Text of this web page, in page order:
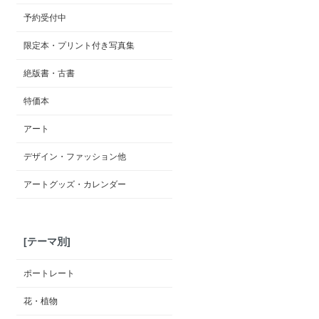
予約受付中
限定本・プリント付き写真集
絶版書・古書
特価本
アート
デザイン・ファッション他
アートグッズ・カレンダー
[テーマ別]
ポートレート
花・植物